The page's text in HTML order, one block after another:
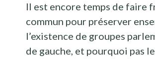
Il est encore temps de faire
commun pour préserver
l’existence de groupes
de gauche, et pourquoi pas